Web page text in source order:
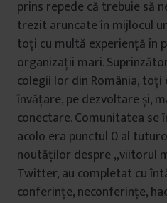
prins repede că trebuie să
trezit aruncate în mijlocul
toți cu multă experiență în
organizații mari.
colegii lor din România,
învățare, pe dezvoltare și,
conectare. Comunitatea se
acolo era punctul 0 al
noutăților despre „viitorul
Twitter, au completat cu
conferințe, neconferințe,